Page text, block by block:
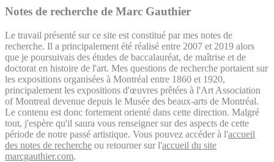
Notes de recherche de Marc Gauthier
Le travail présenté sur ce site est constitué par mes notes de
recherche. Il a principalement été réalisé entre 2007 et 2019 alors
que je poursuivais des études de baccalauréat, de maîtrise et de
doctorat en histoire de l'art. Mes questions de recherche portaient sur
les expositions organisées à Montréal entre 1860 et 1920,
principalement les expositions d'œuvres prêtées à l'Art Association
of Montreal devenue depuis le Musée des beaux-arts de Montréal.
Le contenu est donc fortement orienté dans cette direction. Malgré
tout, j'espère qu'il saura vous renseigner sur des aspects de cette
période de notre passé artistique. Vous pouvez accéder à l'accueil
des notes de recherche ou retourner sur l'accueil du site
marcgauthier.com.